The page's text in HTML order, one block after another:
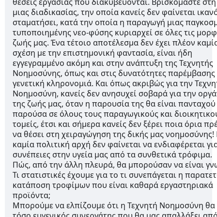
μιας διαδικασίας, την οποία κανείς δεν φαίνεται
σταματήσει, κατά την οποία η παραγωγή μιας
τυποποιημένης νεο-φύσης κυριαρχεί σε όλες τις
ζωής μας. Ένα τέτοιο αποτέλεσμα δεν έχει πλέον
σχέση με την επιστημονική φαντασία, είναι ήδη
εγγεγραμμένο ακόμη και στην ανάπτυξη της Τεχνητής
Νοημοσύνης, όπως και στις δυνατότητες παρέμβασης
γενετική κληρονομιά. Και όπως ακριβώς για την
Νοημοσύνη, κανείς δεν ανησυχεί σοβαρά για την
της ζωής μας, όταν η παρουσία της θα είναι πανταχού
παρούσα σε όλους τους παραγωγικούς και
τομείς, έτσι και σήμερα κανείς δεν ξέρει ποια όρια
να θέσει στη χειραγώγηση της δικής μας νοημοσύνης!
καμία πολιτική αρχή δεν φαίνεται να ενδιαφέρεται
συνέπειες στην υγεία μας από τα συνθετικά τρόφιμα.
Πώς, από την άλλη πλευρά, θα μπορούσαν να είναι
Τι στατιστικές έχουμε για το τι συνεπάγεται η
κατάποση τροφίμων που είναι καθαρά εργαστηριακά
προϊόντα;
Μπορούμε να ελπίζουμε ότι η Τεχνητή Νοημοσύνη θα